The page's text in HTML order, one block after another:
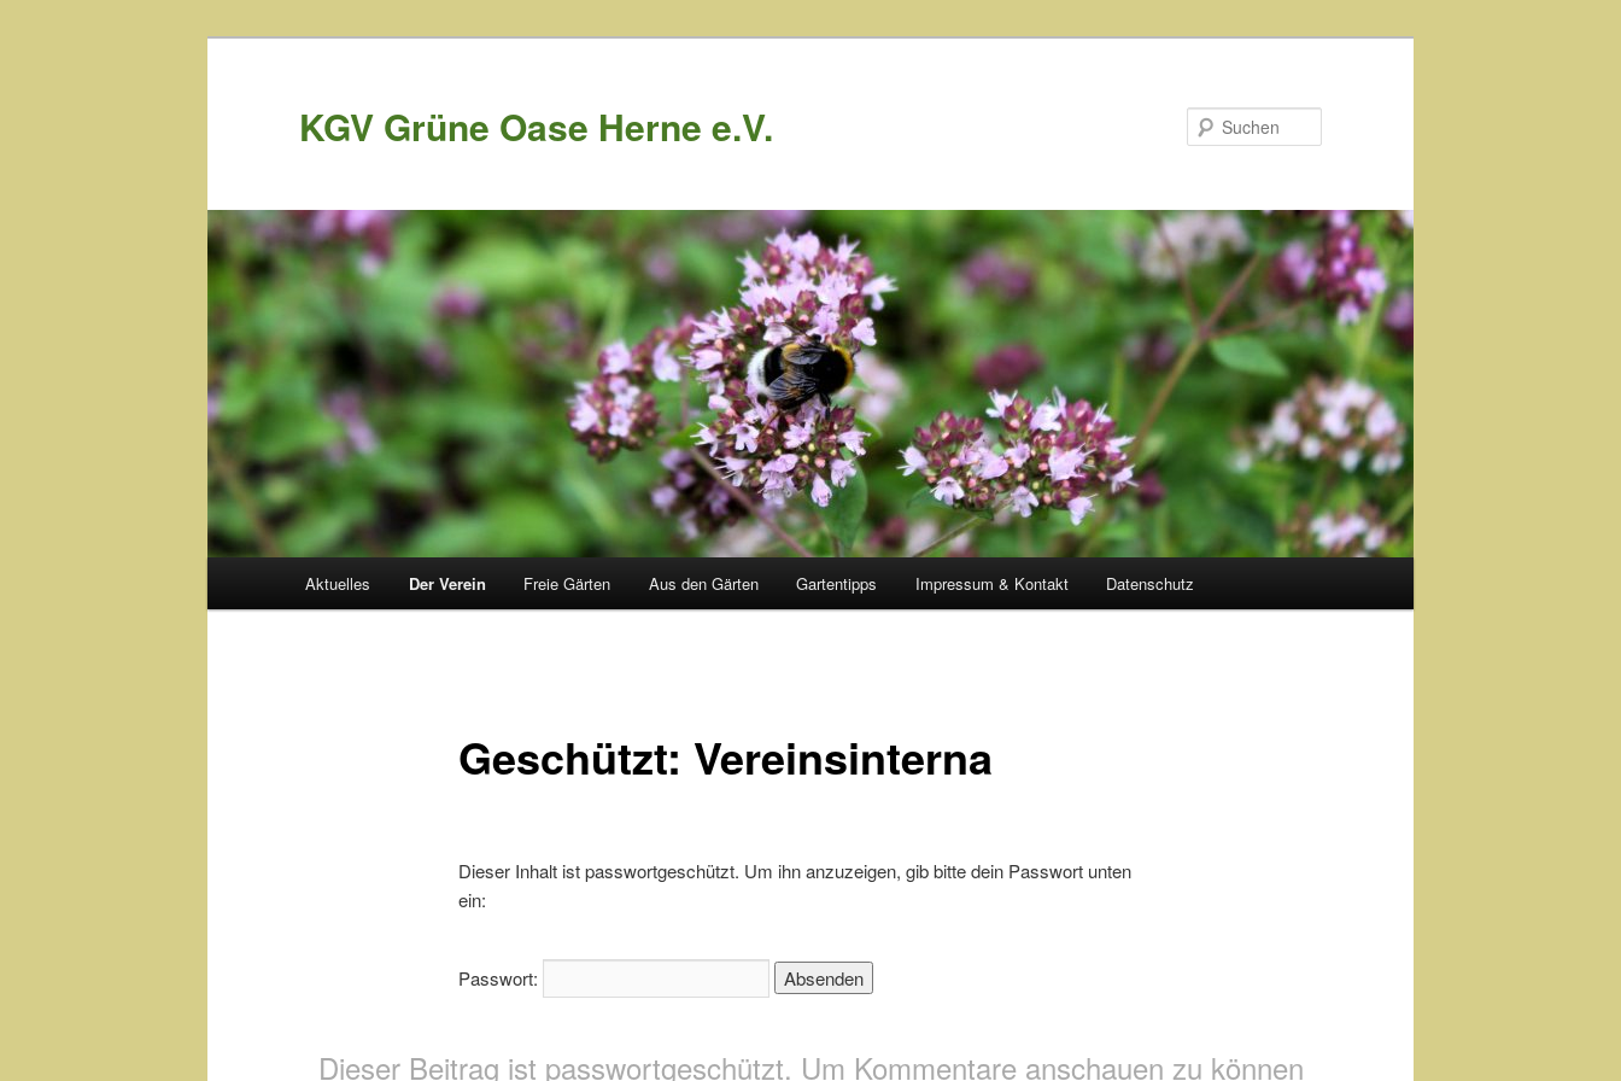
KGV Grüne Oase Herne e.V.
Zum
Aktuelles Der Verein Freie Gärten Aus den Gärten Gartentipps Impressum & Kontakt Datenschutz
Geschützt: Vereinsinterna
Dieser Inhalt ist passwortgeschützt. Um ihn anzuzeigen, gib bitte dein Passwort unten
ein:
Passwort:
Dieser Beitrag ist passwortgeschützt. Um Kommentare anschauen zu können